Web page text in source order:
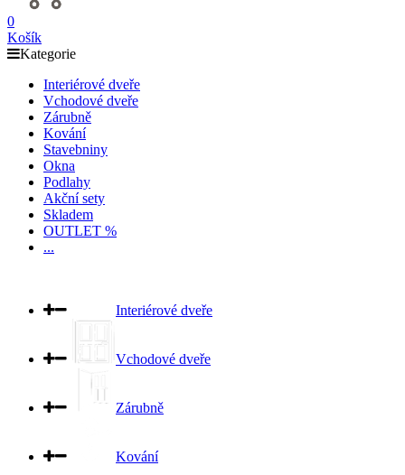
0
Košík
Kategorie
Interiérové dveře
Vchodové dveře
Zárubně
Kování
Stavebniny
Okna
Podlahy
Akční sety
Skladem
OUTLET %
...
Interiérové dveře
Vchodové dveře
Zárubně
Kování